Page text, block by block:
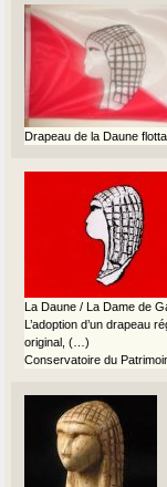
Drapeau de la Daune
La Daune / La Dame de
L’adoption d’un drapeau
original, (…)
Conservatoire du